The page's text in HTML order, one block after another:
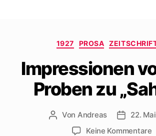
1927 PROSA
Impressionen
Proben zu
Beitragsautor
Von Andreas
22.
Keine Kommentarezu